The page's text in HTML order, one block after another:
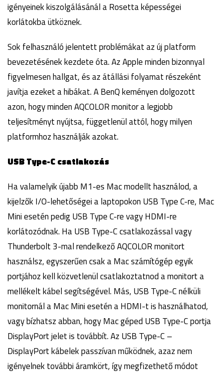
igényeinek kiszolgálásánál a Rosetta képességei
korlátokba ütköznek.
Sok felhasználó jelentett problémákat az új platform
bevezetésének kezdete óta. Az Apple minden bizonnyal
figyelmesen hallgat, és az átállási folyamat részeként
javítja ezeket a hibákat. A BenQ keményen dolgozott
azon, hogy minden AQCOLOR monitor a legjobb
teljesítményt nyújtsa, függetlenül attól, hogy milyen
platformhoz használják azokat.
USB Type-C csatlakozás
Ha valamelyik újabb M1-es Mac modellt használod, a
kijelzők I/O-lehetőségei a laptopokon USB Type C-re, Mac
Mini esetén pedig USB Type C-re vagy HDMI-re
korlátozódnak. Ha USB Type-C csatlakozással vagy
Thunderbolt 3-mal rendelkező AQCOLOR monitort
használsz, egyszerűen csak a Mac számítógép egyik
portjához kell közvetlenül csatlakoztatnod a monitort a
mellékelt kábel segítségével. Más, USB Type-C nélküli
monitornál a Mac Mini esetén a HDMI-t is használhatod,
vagy bízhatsz abban, hogy Mac géped USB Type-C portja
DisplayPort jelet is továbbít. Az USB Type-C –
DisplayPort kábelek passzívan működnek, azaz nem
igényelnek további áramkört, így megfizethető módot